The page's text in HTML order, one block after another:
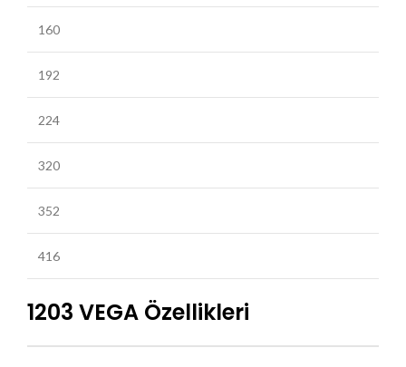
160
192
224
320
352
416
1203 VEGA Özellikleri